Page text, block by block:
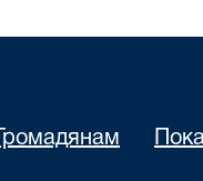
Громадянам